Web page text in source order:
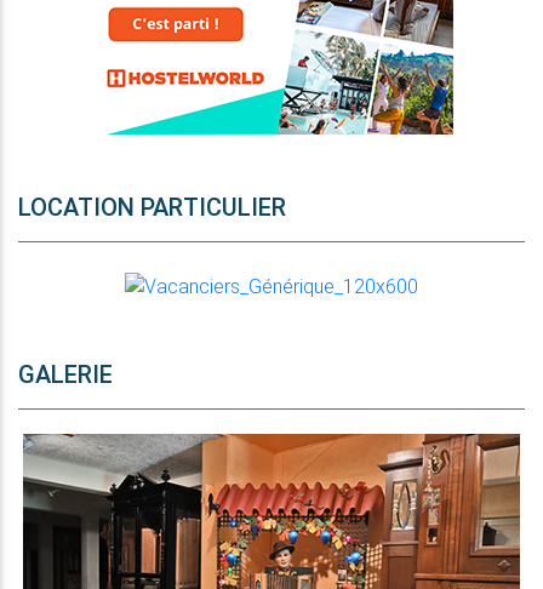
LOCATION PARTICULIER
GALERIE